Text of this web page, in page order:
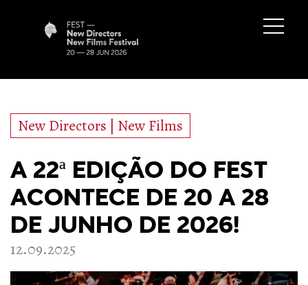
New Directors | New Films
A 22ª EDIÇÃO DO FEST
ACONTECE DE 20 A 28
DE JUNHO DE 2026!
12.09.2025